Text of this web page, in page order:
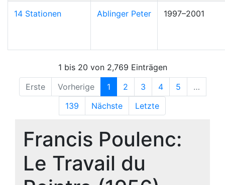
14 Stationen Ablinger Peter 1997–2001
1 bis 20 von 2,769 Einträgen
Erste
Vorherige 1 2 3 4 5
…
139
Nächste Letzte
Francis Poulenc:
Le Travail du